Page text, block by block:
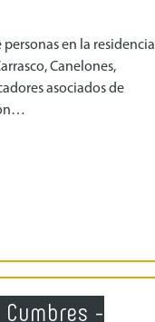
en la residencia
Canelones,
asociados de
Cumbres -